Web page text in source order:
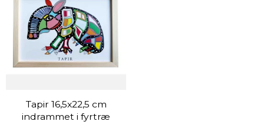
Tapir 16,5x22,5 cm
indrammet i fyrtræ